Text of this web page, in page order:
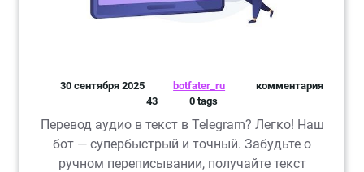
30 сентября 2025 botfater_ru
комментария
43
0 tags
Перевод аудио в текст в Telegram? Легко! Наш
бот — супербыстрый и точный. Забудьте о
ручном переписывании, получайте текст